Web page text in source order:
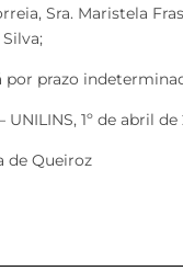
Sra. Maristela
prazo
1º de abril de
de Queiroz